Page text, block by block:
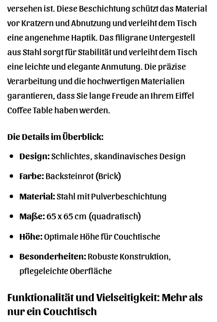
versehen ist. Diese Beschichtung schützt das Material
vor Kratzern und Abnutzung und verleiht dem Tisch
eine angenehme Haptik. Das filigrane Untergestell
aus Stahl sorgt für Stabilität und verleiht dem Tisch
eine leichte und elegante Anmutung. Die präzise
Verarbeitung und die hochwertigen Materialien
garantieren, dass Sie lange Freude an Ihrem Eiffel
Coffee Table haben werden.
Die Details im Überblick:
Design:Schlichtes, skandinavisches Design
Farbe:Backsteinrot (Brick)
Material:Stahl mit Pulverbeschichtung
Maße:65 x 65 cm (quadratisch)
Höhe:Optimale Höhe für Couchtische
Besonderheiten:Robuste Konstruktion,
pflegeleichte Oberfläche
Funktionalität und Vielseitigkeit: Mehr als
nur ein Couchtisch